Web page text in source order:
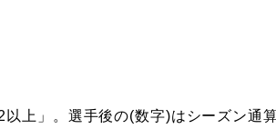
上」。選手後の(数字)はシーズン通